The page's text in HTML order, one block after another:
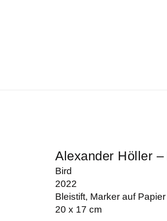
Alexander Höller –
Bird
2022
Bleistift, Marker auf Papier
20 x 17 cm